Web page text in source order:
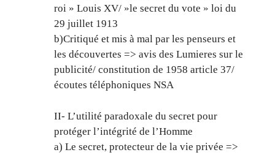
roi » Louis XV/ »le secret du vote » loi du
29 juillet 1913
b)Critiqué et mis à mal par les penseurs et
les découvertes => avis des Lumieres sur le
publicité/ constitution de 1958 article 37/
écoutes téléphoniques NSA
II- L’utilité paradoxale du secret pour
protéger l’intégrité de l’Homme
a) Le secret, protecteur de la vie privée =>